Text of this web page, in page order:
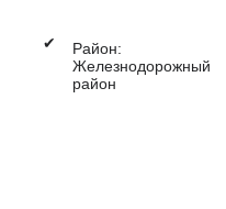
✔
Район:
Железнодорожный
район